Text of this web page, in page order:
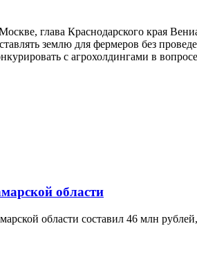
глава Краснодарского края
землю для фермеров без
с агрохолдингами в
области
области составил 46 млн